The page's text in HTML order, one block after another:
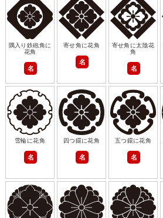
隅入り鉄砲角に
花角
名
寄せ角に花角
名
寄せ角に太陰花
角
名
雪輪に花角
名
四つ鐶に花角
名
五つ鐶に花角
名